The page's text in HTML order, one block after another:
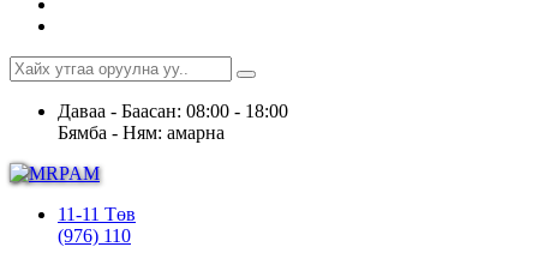
Даваа - Баасан: 08:00 - 18:00
Бямба - Ням: амарна
11-11 Төв
(976) 110